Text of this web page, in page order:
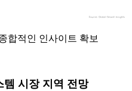
합적인 인사이트 확보
템 시장 지역 전망